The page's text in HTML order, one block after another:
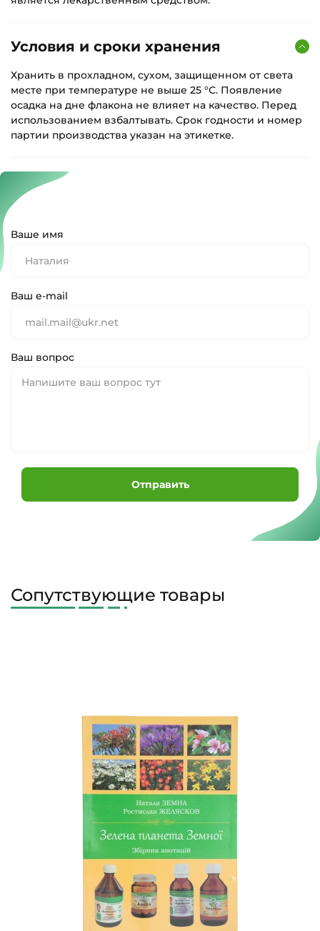
Условия и сроки хранения
Хранить в прохладном, сухом, защищенном от света
месте при температуре не выше 25 °С. Появление
осадка на дне флакона не влияет на качество. Перед
использованием взбалтывать. Срок годности и номер
партии производства указан на этикетке.
Ваше имя
Ваш e-mail
Ваш вопрос
Отправить
Сопутствующие товары